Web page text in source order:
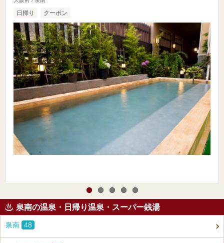
日帰り クーポン
泉南の温泉・日帰り温泉・スーパー銭湯
泉南 48